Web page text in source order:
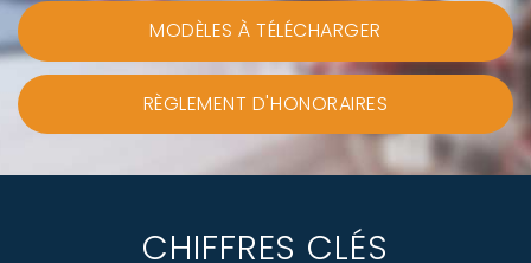
MODÈLES À TÉLÉCHARGER
RÈGLEMENT D'HONORAIRES
CHIFFRES CLÉS